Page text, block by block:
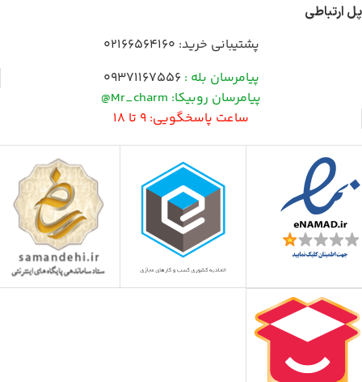
پل ارتباطی
پشتیبانی خرید: 02166564160
پیامرسان بله : 09371167556
پیامرسان روبیکا: Mr_charm@
ساعت پاسخگویی: 9 تا 18